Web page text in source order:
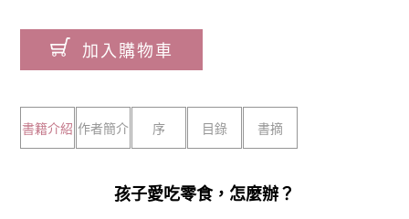
加入購物車
書籍介紹 作者簡介 序 目錄 書摘
孩子愛吃零食，怎麼辦？